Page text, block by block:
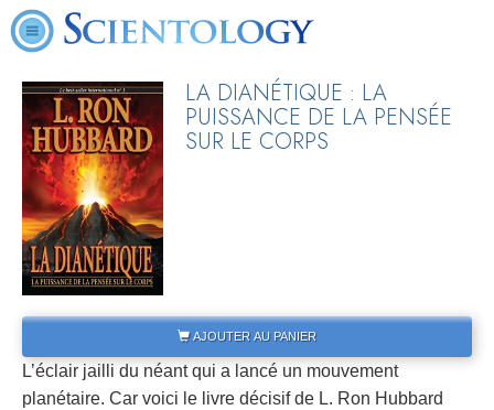
LA DIANÉTIQUE : LA
PUISSANCE DE LA PENSÉE
SUR LE CORPS
AJOUTER AU PANIER
L’éclair jailli du néant qui a lancé un mouvement
planétaire. Car voici le livre décisif de L. Ron Hubbard